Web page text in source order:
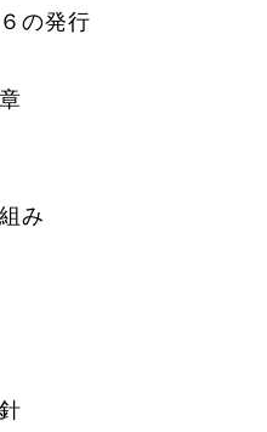
の発行
み